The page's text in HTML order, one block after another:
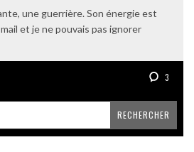
une guerrière. Son énergie est
et je ne pouvais pas ignorer
3